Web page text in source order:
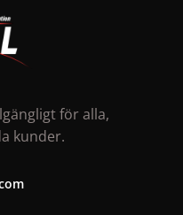
för alla,
kunder.